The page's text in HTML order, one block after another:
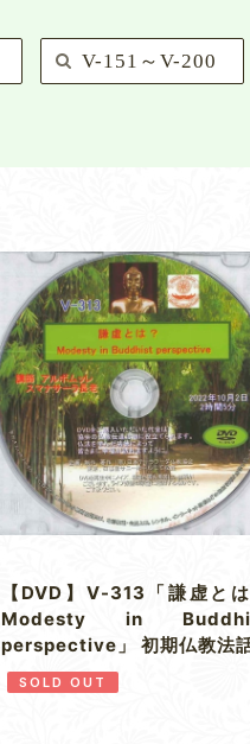
V-151～V-200
【DVD】V-313「謙虚とは
Modesty in
perspective」 初期仏教法
SOLD OUT